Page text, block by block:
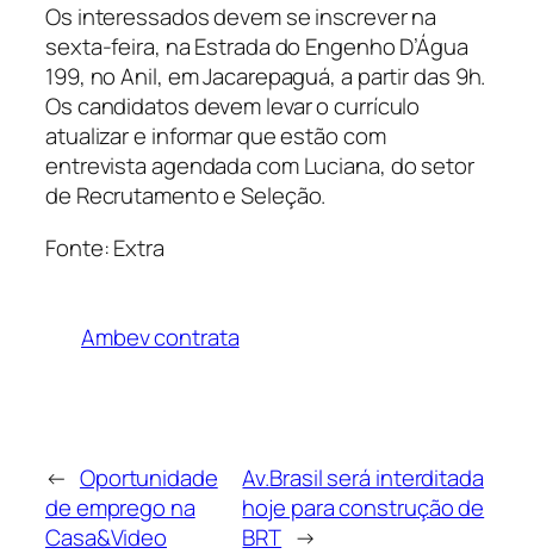
Os interessados devem se inscrever na
sexta-feira, na Estrada do Engenho D’Água
199, no Anil, em Jacarepaguá, a partir das 9h.
Os candidatos devem levar o currículo
atualizar e informar que estão com
entrevista agendada com Luciana, do setor
de Recrutamento e Seleção.
Fonte: Extra
Ambev contrata
← Oportunidade
de emprego na
Casa&Video
Av.Brasil será interditada
hoje para construção de
BRT →